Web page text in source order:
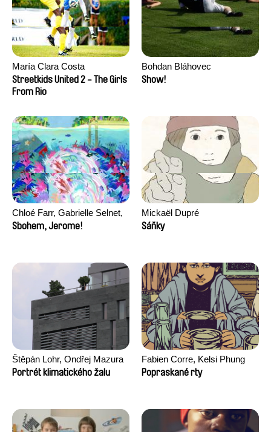
María Clara Costa
Streetkids United 2 - The Girls
From Rio
Bohdan Bláhovec
Show!
Chloé Farr, Gabrielle Selnet,
Adam Sillard
Sbohem, Jerome!
Mickaël Dupré
Sáňky
Štěpán Lohr, Ondřej Mazura
Portrét klimatického žalu
Fabien Corre, Kelsi Phung
Popraskané rty